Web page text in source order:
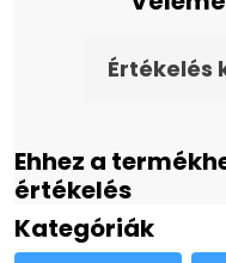
Értékelés
Ehhez a
értékelés
Kategóriák